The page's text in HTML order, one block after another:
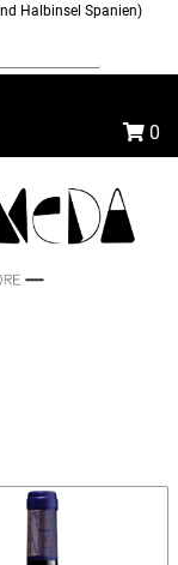
Halbinsel Spanien)
0